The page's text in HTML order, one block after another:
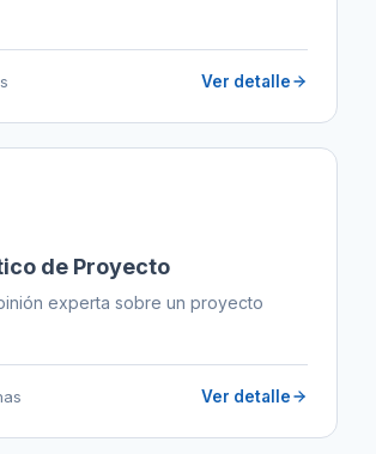
Ver detalle
de Proyecto
experta sobre un proyecto
Ver detalle